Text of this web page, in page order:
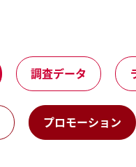
調査データ
プロモーション